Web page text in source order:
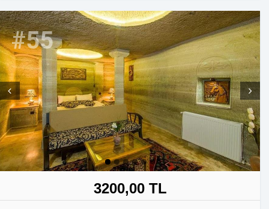
Prev Next
#55
3200,00 TL